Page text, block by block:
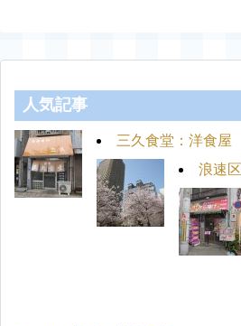
人気記事
三久食堂：洋食屋
浪速